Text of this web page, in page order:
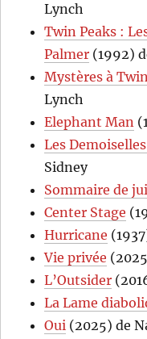
Lynch
Twin Peaks :
Palmer (1992)
Mystères à
Lynch
Elephant Man
Les
Sidney
Sommaire de
Center Stage
Hurricane
Vie privée
L’Outsider
La Lame
Oui (2025) de